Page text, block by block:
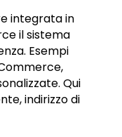
integrata in
il sistema
Esempi
Qui
indirizzo di